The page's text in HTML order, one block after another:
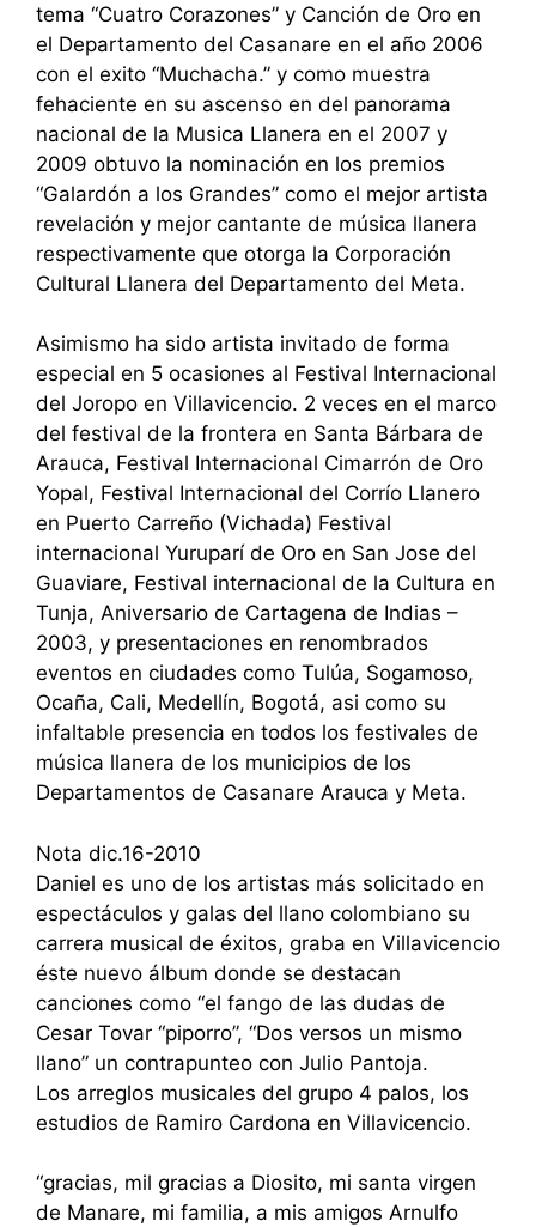
tema “Cuatro Corazones” y Canción de Oro en
el Departamento del Casanare en el año 2006
con el exito “Muchacha.” y como muestra
fehaciente en su ascenso en del panorama
nacional de la Musica Llanera en el 2007 y
2009 obtuvo la nominación en los premios
“Galardón a los Grandes” como el mejor artista
revelación y mejor cantante de música llanera
respectivamente que otorga la Corporación
Cultural Llanera del Departamento del Meta.
Asimismo ha sido artista invitado de forma
especial en 5 ocasiones al Festival Internacional
del Joropo en Villavicencio. 2 veces en el marco
del festival de la frontera en Santa Bárbara de
Arauca, Festival Internacional Cimarrón de Oro
Yopal, Festival Internacional del Corrío Llanero
en Puerto Carreño (Vichada) Festival
internacional Yuruparí de Oro en San Jose del
Guaviare, Festival internacional de la Cultura en
Tunja, Aniversario de Cartagena de Indias –
2003, y presentaciones en renombrados
eventos en ciudades como Tulúa, Sogamoso,
Ocaña, Cali, Medellín, Bogotá, asi como su
infaltable presencia en todos los festivales de
música llanera de los municipios de los
Departamentos de Casanare Arauca y Meta.
Nota dic.16-2010
Daniel es uno de los artistas más solicitado en
espectáculos y galas del llano colombiano su
carrera musical de éxitos, graba en Villavicencio
éste nuevo álbum donde se destacan
canciones como “el fango de las dudas de
Cesar Tovar “piporro”, “Dos versos un mismo
llano” un contrapunteo con Julio Pantoja.
Los arreglos musicales del grupo 4 palos, los
estudios de Ramiro Cardona en Villavicencio.
“gracias, mil gracias a Diosito, mi santa virgen
de Manare, mi familia, a mis amigos Arnulfo